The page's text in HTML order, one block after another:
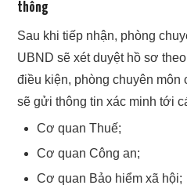
thông
Sau khi tiếp nhận, phòng
UBND sẽ xét duyệt hồ sơ
điều kiện, phòng chuyên môn
sẽ gửi thông tin xác minh tới
Cơ quan Thuế;
Cơ quan Công an;
Cơ quan Bảo hiểm xã hội;